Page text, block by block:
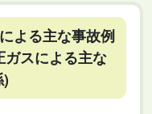
よる主な事故例
スによる主な